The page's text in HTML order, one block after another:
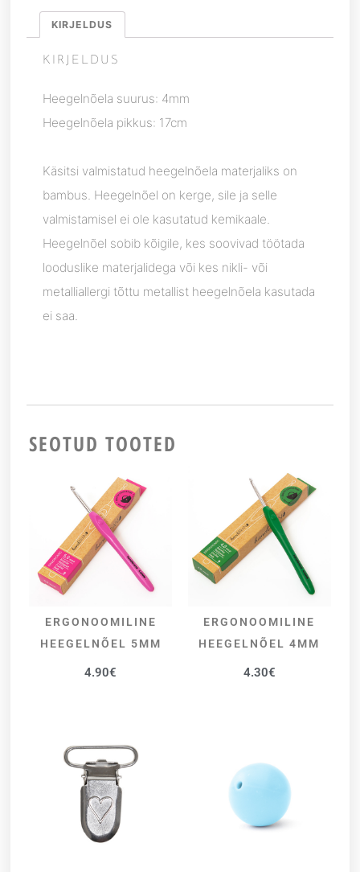
KIRJELDUS
KIRJELDUS
Heegelnõela suurus: 4mm
Heegelnõela pikkus: 17cm
Käsitsi valmistatud heegelnõela materjaliks on
bambus. Heegelnõel on kerge, sile ja selle
valmistamisel ei ole kasutatud kemikaale.
Heegelnõel sobib kõigile, kes soovivad töötada
looduslike materjalidega või kes nikli- või
metalliallergi tõttu metallist heegelnõela kasutada
ei saa.
SEOTUD TOOTED
LISA KORVI
ERGONOOMILINE
HEEGELNÕEL 5MM
4.90€
LISA KORVI
ERGONOOMILINE
HEEGELNÕEL 4MM
4.30€